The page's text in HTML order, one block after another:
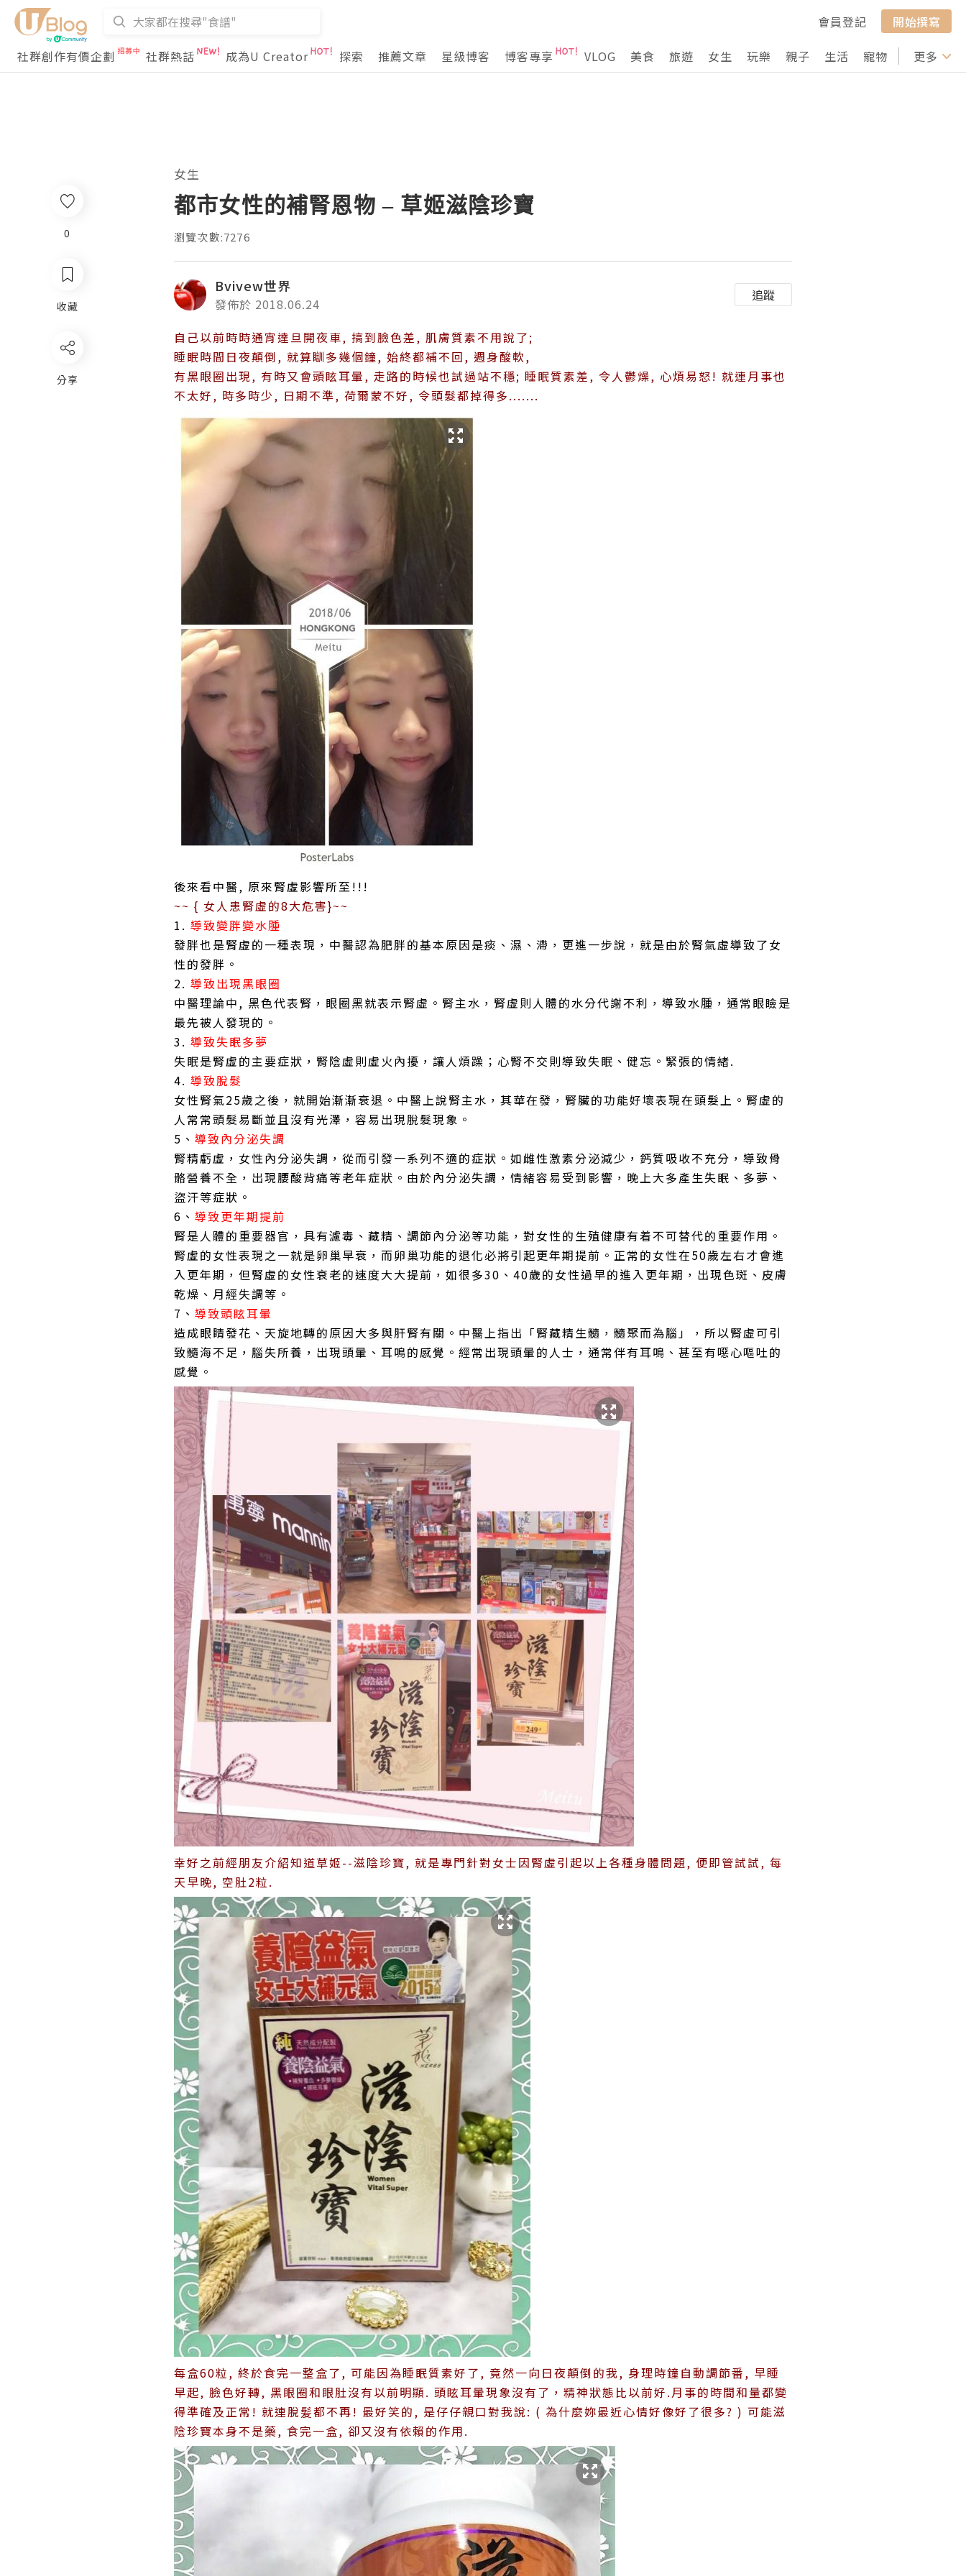
會員登記
開始撰寫
社群創作有價企劃
社群熱話 成為U Creator 探索 推薦文章 星級博客 博客專享 VLOG 美食 旅遊 女生 玩樂 親子 生活 寵物 行山 打卡
更多
0
收藏
分享
女生
都市女性的補腎恩物 – 草姬滋陰珍寶
瀏覽次數:7276
Bvivew世界
發佈於 2018.06.24
追蹤
自己以前時時通宵達旦開夜車, 搞到臉色差, 肌膚質素不用說了;
睡眠時間日夜顛倒, 就算瞓多幾個鐘, 始終都補不回, 週身酸軟,
有黑眼圈出現, 有時又會頭眩耳暈, 走路的時候也試過站不穩; 睡眠質素差, 令人鬱燥, 心煩易怒! 就連月事也
不太好, 時多時少, 日期不準, 荷爾蒙不好, 令頭髮都掉得多.......
後來看中醫, 原來腎虛影響所至!!!
~~ { 女人患腎虛的8大危害}~~
1. 導致變胖變水腫
發胖也是腎虛的一種表現，中醫認為肥胖的基本原因是痰、濕、滯，更進一步說，就是由於腎氣虛導致了女
性的發胖。
2. 導致出現黑眼圈
中醫理論中, 黑色代表腎，眼圈黑就表示腎虛。腎主水，腎虛則人體的水分代謝不利，導致水腫，通常眼瞼是
最先被人發現的。
3. 導致失眠多夢
失眠是腎虛的主要症狀，腎陰虛則虛火內擾，讓人煩躁；心腎不交則導致失眠、健忘。緊張的情緒.
4. 導致脫髮
女性腎氣25歲之後，就開始漸漸衰退。中醫上說腎主水，其華在發，腎臟的功能好壞表現在頭髮上。腎虛的
人常常頭髮易斷並且沒有光澤，容易出現脫髮現象。
5、 導致內分泌失調
腎精虧虛，女性內分泌失調，從而引發一系列不適的症狀。如雌性激素分泌減少，鈣質吸收不充分，導致骨
骼營養不全，出現腰酸背痛等老年症狀。由於內分泌失調，情緒容易受到影響，晚上大多產生失眠、多夢、
盜汗等症狀。
6、 導致更年期提前
腎是人體的重要器官，具有濾毒、藏精、調節內分泌等功能，對女性的生殖健康有着不可替代的重要作用。
腎虛的女性表現之一就是卵巢早衰，而卵巢功能的退化必將引起更年期提前。正常的女性在50歲左右才會進
入更年期，但腎虛的女性衰老的速度大大提前，如很多30、40歲的女性過早的進入更年期，出現色斑、皮膚
乾燥、月經失調等。
7、 導致頭眩耳暈
造成眼睛發花、天旋地轉的原因大多與肝腎有關。中醫上指出「腎藏精生髓，髓聚而為腦」，所以腎虛可引
致髓海不足，腦失所養，出現頭暈、耳鳴的感覺。經常出現頭暈的人士，通常伴有耳鳴、甚至有噁心嘔吐的
感覺。
幸好之前經朋友介紹知道草姬--滋陰珍寶, 就是專門針對女士因腎虛引起以上各種身體問題, 便即管試試, 每
天早晚, 空肚2粒.
每盒60粒, 終於食完一整盒了, 可能因為睡眠質素好了, 竟然一向日夜顛倒的我, 身理時鐘自動調節番, 早睡
早起, 臉色好轉, 黑眼圈和眼肚沒有以前明顯. 頭眩耳暈現象沒有了，精神狀態比以前好.月事的時間和量都變
得準確及正常! 就連脫髪都不再! 最好笑的, 是仔仔親口對我說: ( 為什麼妳最近心情好像好了很多? ) 可能滋
陰珍寶本身不是藥, 食完一盒, 卻又沒有依賴的作用.